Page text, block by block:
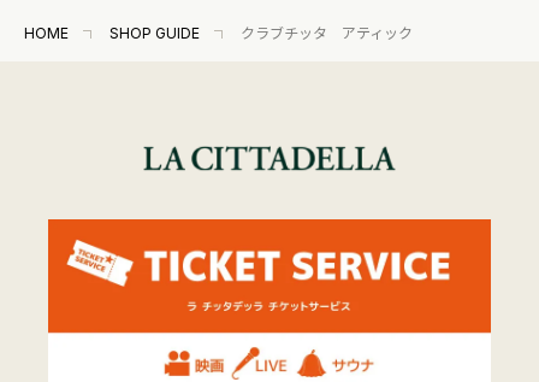
HOME SHOP GUIDE クラブチッタ アティック